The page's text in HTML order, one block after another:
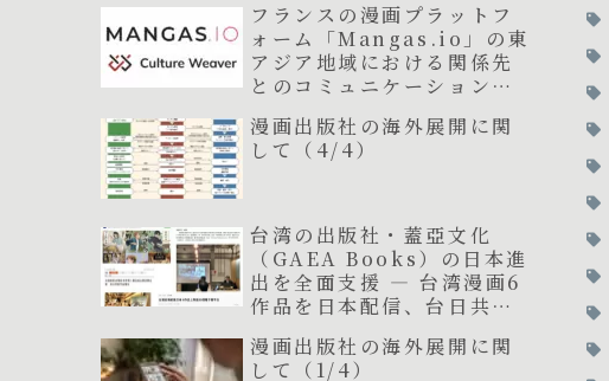
フランスの漫画プラットフ
ォーム「Mangas.io」の東
アジア地域における関係先
とのコミュニケーションを
漫画出版社の海外展開に関
して（4/4）
台湾の出版社・蓋亞文化
（GAEA Books）の日本進
出を全面支援 ― 台湾漫画6
作品を日本配信、台日共同
漫画出版社の海外展開に関
して（1/4）